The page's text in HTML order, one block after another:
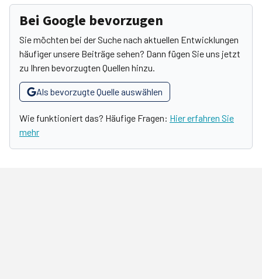
Bei Google bevorzugen
Sie möchten bei der Suche nach aktuellen Entwicklungen
häufiger unsere Beiträge sehen? Dann fügen Sie uns jetzt
zu Ihren bevorzugten Quellen hinzu.
Als bevorzugte Quelle auswählen
Wie funktioniert das? Häufige Fragen: Hier erfahren Sie
mehr